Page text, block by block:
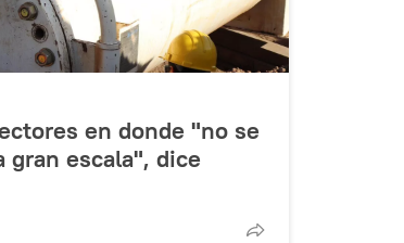
en donde "no se
gran escala", dice